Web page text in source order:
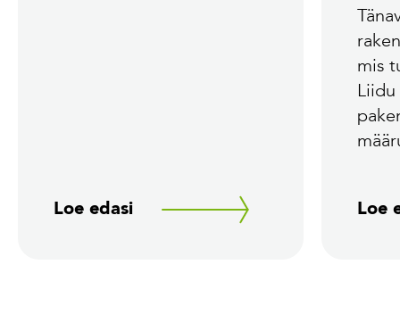
Loe edasi
mis
Loe